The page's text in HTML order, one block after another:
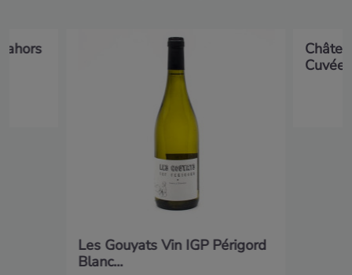
Les Gouyats Vin IGP Périgord
Blanc...